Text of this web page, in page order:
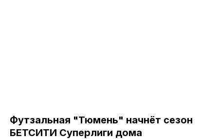
Футзальная "Тюмень" начнёт сезон
БЕТСИТИ Суперлиги дома